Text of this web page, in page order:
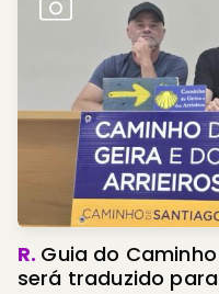
R. Guia do
será traduzido